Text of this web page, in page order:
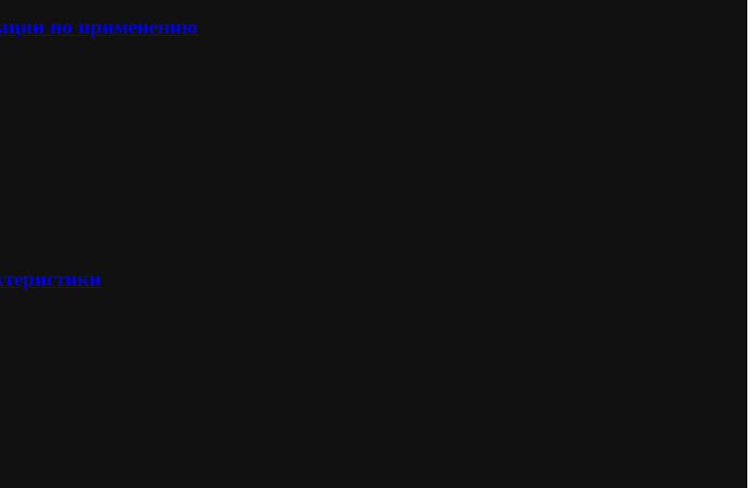
по применению